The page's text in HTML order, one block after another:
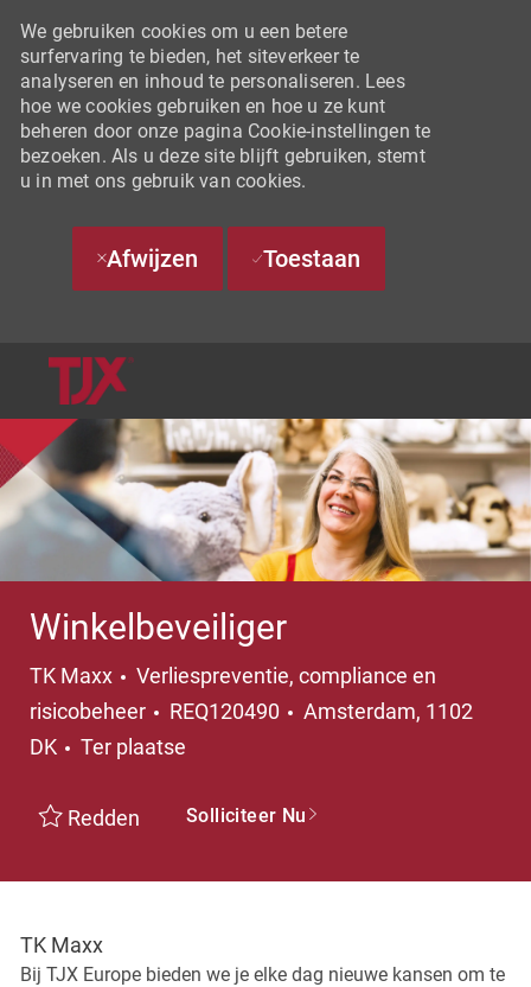
We gebruiken cookies om u een betere
surfervaring te bieden, het siteverkeer te
analyseren en inhoud te personaliseren. Lees
hoe we cookies gebruiken en hoe u ze kunt
beheren door onze pagina Cookie-instellingen te
bezoeken. Als u deze site blijft gebruiken, stemt
u in met ons gebruik van cookies.
Afwijzen Toestaan
Winkelbeveiliger
TK Maxx Categorie
Verliespreventie, compliance en
risicobeheer
REQ120490 Plaats
Amsterdam, 1102
DK
Ter plaatse
Redden Solliciteer Nu
TK Maxx
Bij TJX Europe bieden we je elke dag nieuwe kansen om te